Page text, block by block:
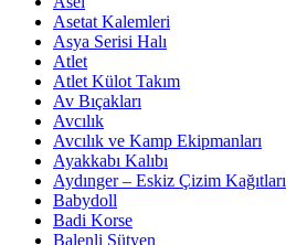
Asetat Kalemleri
Asya Serisi Halı
Atlet
Atlet Külot Takım
Av Bıçakları
Avcılık
Avcılık ve Kamp Ekipmanları
Ayakkabı Kalıbı
Aydınger – Eskiz Çizim Kağıtları
Babydoll
Badi Korse
Balenli Sütyen